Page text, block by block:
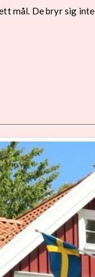
De bryr sig